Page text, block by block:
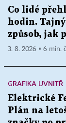
Co lidé
hodin.
způsob, jak
3. 8. 2026 ▪ 6 min.
GRAFIKA UVNITŘ
Elektrické
Plán na